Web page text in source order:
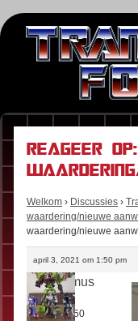
Reageer
Welkom › Discussies ›
waardering/nieuwe
waardering/nieuwe
april 3, 2021 om 1:50 pm
darthprimus
Rol:Fan
Berichten:50